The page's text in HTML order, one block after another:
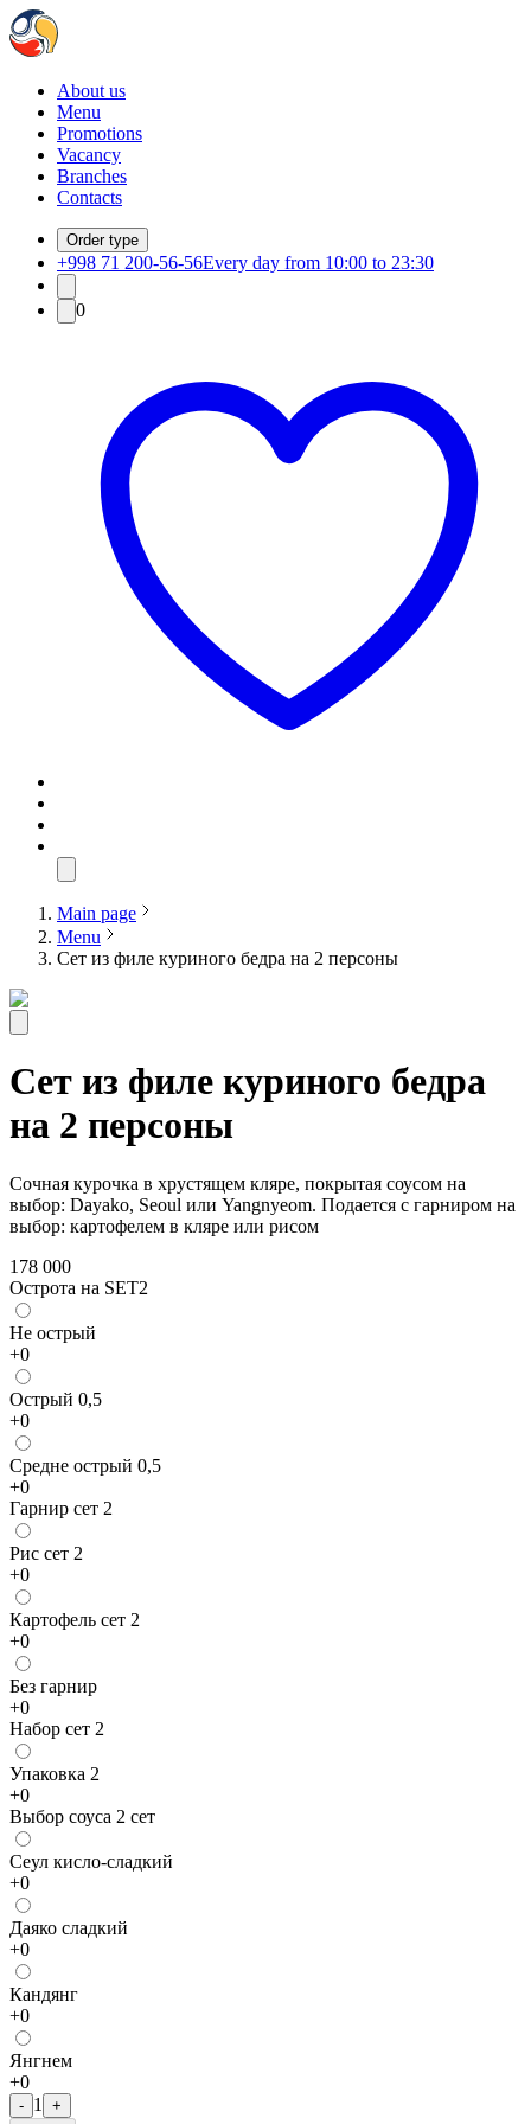
About us
Menu
Promotions
Vacancy
Branches
Contacts
Order type
+998 71 200-56-56Every day from 10:00 to 23:30
0
Main page
Menu
Сет из филе куриного бедра на 2 персоны
Сет из филе куриного бедра
на 2 персоны
Сочная курочка в хрустящем кляре, покрытая соусом на
выбор: Dayako, Seoul или Yangnyeom. Подается с гарниром на
выбор: картофелем в кляре или рисом
178 000
Острота на SET2
Не острый
+0
Острый 0,5
+0
Средне острый 0,5
+0
Гарнир сет 2
Рис сет 2
+0
Картофель сет 2
+0
Без гарнир
+0
Набор сет 2
Упаковка 2
+0
Выбор соуса 2 сет
Сеул кисло-сладкий
+0
Даяко сладкий
+0
Кандянг
+0
Янгнем
+0
- 1
+